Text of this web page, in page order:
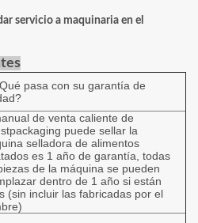
servicio a maquinaria en el
pasa con su garantía de
de venta caliente de
puede sellar la
selladora de alimentos
es 1 año de garantía, todas
de la máquina se pueden
dentro de 1 año si están
(sin incluir las fabricadas por el